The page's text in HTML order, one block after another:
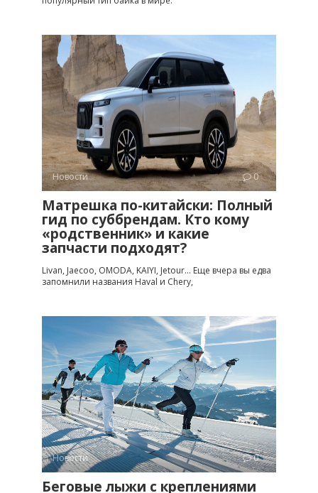
Новости 0
Матрешка по-китайски: Полный
гид по суббрендам. Кто кому
«родственник» и какие
запчасти подходят?
Livan, Jaecoo, OMODA, KAIYI, Jetour… Еще вчера вы едва
запомнили названия Haval и Chery,
Новости 0
Беговые лыжи с креплениями